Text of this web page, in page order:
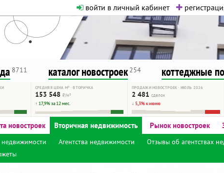
войти в личный кабинет
Никакого шок-
как он помогает вам. Удачи!
8711 каталог новостроек 254 коттеджные
СРЕДНЯЯ ЦЕНА М² · ВТОРИЧКА
153 548 ₽/м²
↑ 17,9% за 12 мес.
ПРОДАЖИ НОВОСТРОЕК · ИЮЛЬ 2026
2 481 сделок
↓ 5,3% к июню
новостроек Вторичная недвижимость Рынок новостроек
Агентства недвижимости Отзывы об агентствах